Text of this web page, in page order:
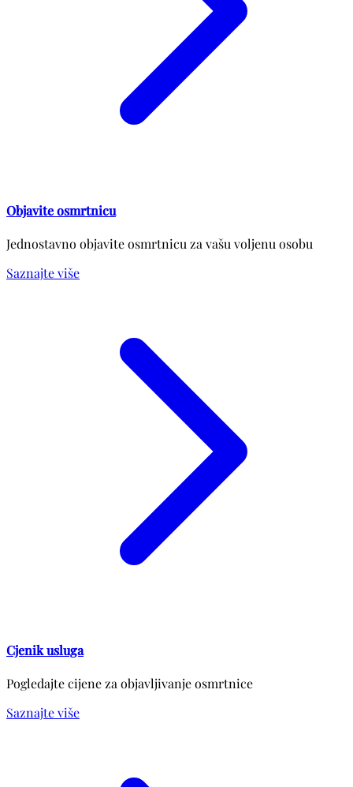
Objavite osmrtnicu
Jednostavno objavite osmrtnicu za vašu voljenu osobu
Saznajte više
Cjenik usluga
Pogledajte cijene za objavljivanje osmrtnice
Saznajte više